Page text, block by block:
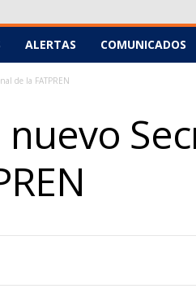
ALERTAS COMUNICADOS
de la FATPREN
nuevo